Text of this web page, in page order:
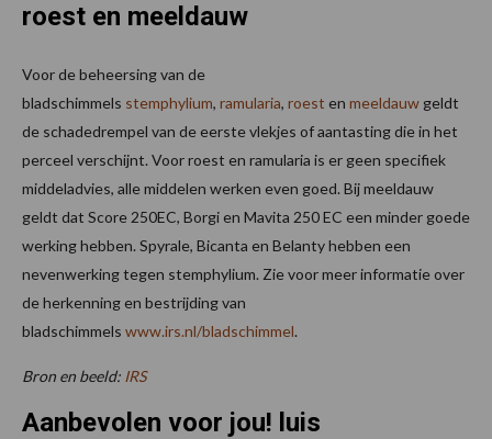
roest en meeldauw
Voor de beheersing van de
bladschimmels stemphylium, ramularia, roest en meeldauw geldt
de schadedrempel van de eerste vlekjes of aantasting die in het
perceel verschijnt. Voor roest en ramularia is er geen specifiek
middeladvies, alle middelen werken even goed. Bij meeldauw
geldt dat Score 250EC, Borgi en Mavita 250 EC een minder goede
werking hebben. Spyrale, Bicanta en Belanty hebben een
nevenwerking tegen stemphylium. Zie voor meer informatie over
de herkenning en bestrijding van
bladschimmels www.irs.nl/bladschimmel.
Bron en beeld: IRS
Aanbevolen voor jou! luis